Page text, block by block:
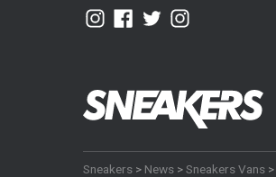
Sneakers > News >Sneakers Vans >